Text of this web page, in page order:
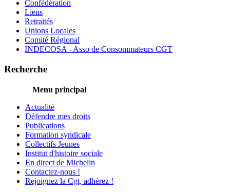
Confédération
Liens
Retraités
Unions Locales
Comité Régional
INDECOSA - Asso de Consommateurs CGT
Recherche
Menu principal
Actualité
Défendre mes droits
Publications
Formation syndicale
Collectifs Jeunes
Institut d'histoire sociale
En direct de Michelin
Contactez-nous !
Rejoignez la Cgt, adhérez !